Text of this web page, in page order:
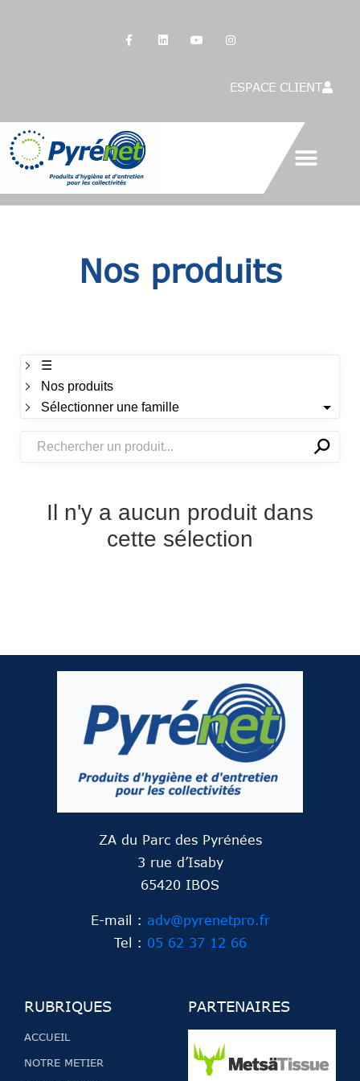
ESPACE CLIENT
Nos produits
☰
Nos produits
Sélectionner une famille
✕⚲
Il n'y a aucun produit dans
cette sélection
ZA du Parc des Pyrénées
3 rue d’Isaby
65420 IBOS
E-mail : adv@pyrenetpro.fr
Tel : 05 62 37 12 66
RUBRIQUES
ACCUEIL
NOTRE METIER
PARTENAIRES